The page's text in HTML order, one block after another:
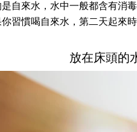
自來水，水中一般都含有消
習慣喝自來水，第二天起來
放在床頭的